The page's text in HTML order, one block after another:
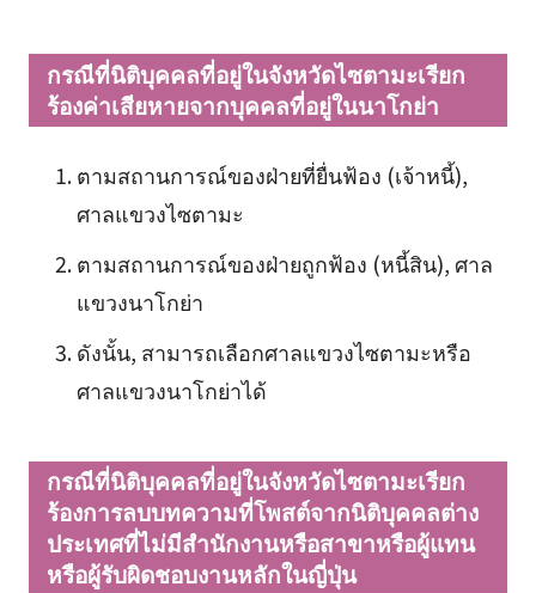
กรณีที่นิติบุคคลที่อยู่ในจังหวัดไซตามะเรียก
ร้องค่าเสียหายจากบุคคลที่อยู่ในนาโกย่า
ตามสถานการณ์ของฝ่ายที่ยื่นฟ้อง (เจ้าหนี้),
ศาลแขวงไซตามะ
ตามสถานการณ์ของฝ่ายถูกฟ้อง (หนี้สิน), ศาล
แขวงนาโกย่า
ดังนั้น, สามารถเลือกศาลแขวงไซตามะหรือ
ศาลแขวงนาโกย่าได้
กรณีที่นิติบุคคลที่อยู่ในจังหวัดไซตามะเรียก
ร้องการลบบทความที่โพสต์จากนิติบุคคลต่าง
ประเทศที่ไม่มีสำนักงานหรือสาขาหรือผู้แทน
หรือผู้รับผิดชอบงานหลักในญี่ปุ่น